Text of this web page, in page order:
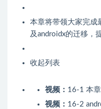
本章将带领大家完成
及androidx的迁移，
收起列表
视频： 16-1 本
视频： 16-2